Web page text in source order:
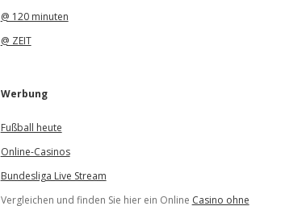
@ 120 minuten
@ ZEIT
Werbung
Fußball heute
Online-Casinos
Bundesliga Live Stream
Vergleichen und finden Sie hier ein Online Casino ohne